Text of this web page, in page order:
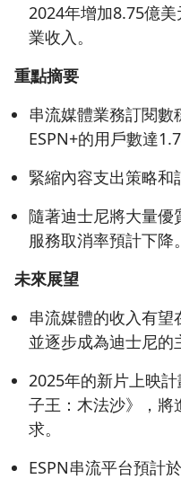
2024年增加8.75億
業收入。
重點摘要
串流媒體業務訂閱數
ESPN+的用戶數達
緊縮內容支出策略和
隨著迪士尼將大量優
服務取消率預計下降。
未來展望
串流媒體的收入有望
並逐步成為迪士尼的
2025年的新片上映
子王：木法沙》，
求。
ESPN串流平台預計